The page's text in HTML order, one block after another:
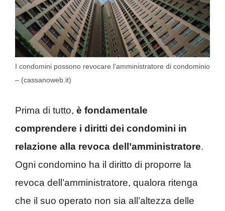
I condomini possono revocare l’amministratore di condominio
– (cassanoweb.it)
Prima di tutto, è fondamentale
comprendere i diritti dei condomini in
relazione alla revoca dell’amministratore.
Ogni condomino ha il diritto di proporre la
revoca dell’amministratore, qualora ritenga
che il suo operato non sia all’altezza delle